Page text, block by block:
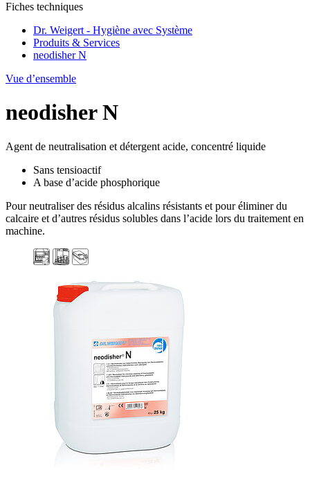
Fiches techniques
Dr. Weigert - Hygiène avec Système
Produits & Services
neodisher N
Vue d’ensemble
neodisher N
Agent de neutralisation et détergent acide, concentré liquide
Sans tensioactif
A base d’acide phosphorique
Pour neutraliser des résidus alcalins résistants et pour éliminer du
calcaire et d’autres résidus solubles dans l’acide lors du traitement en
machine.